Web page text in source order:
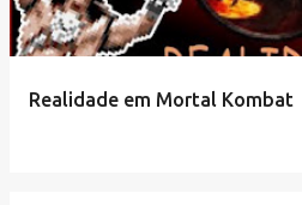
Realidade em Mortal Kombat